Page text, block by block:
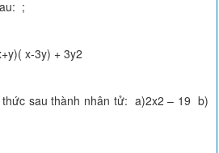
;
x-3y) + 3y2
thức sau thành nhân tử: a)2x2 – 19 b)